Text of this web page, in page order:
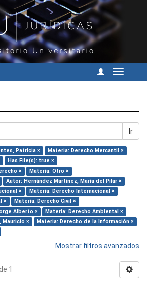
Cambiar
Ir
Patricia ×
Materia: Derecho Mercantil ×
Has File(s): true ×
×
Materia: Otro ×
Autor: Hernández Martínez, María del Pilar ×
×
Materia: Derecho Internacional ×
×
Materia: Derecho Civil ×
Alberto ×
Materia: Derecho Ambiental ×
Mauricio ×
Materia: Derecho de la Información ×
Mostrar filtros avanzados
1